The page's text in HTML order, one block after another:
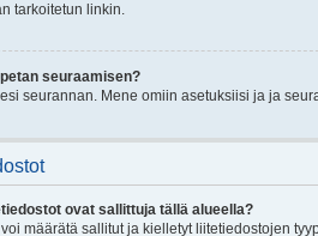
tarkoitetun linkin.
seuraamisen?
seurannan. Mene omiin asetuksiisi ja ja
ovat sallittuja tällä alueella?
määrätä sallitut ja kielletyt liitetiedostojen